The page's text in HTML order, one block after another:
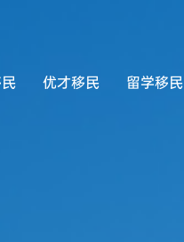
优才移民 留学移民